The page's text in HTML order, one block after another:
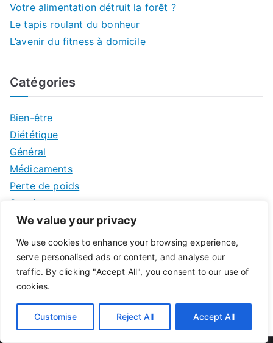
We value your privacy
We use cookies to enhance your browsing experience,
serve personalised ads or content, and analyse our
traffic. By clicking "Accept All", you consent to our use of
cookies.
Customise Reject All Accept All
Votre alimentation détruit la forêt ?
Le tapis roulant du bonheur
L’avenir du fitness à domicile
Catégories
Bien-être
Diététique
Général
Médicaments
Perte de poids
Santé
Contact
Mentions légales